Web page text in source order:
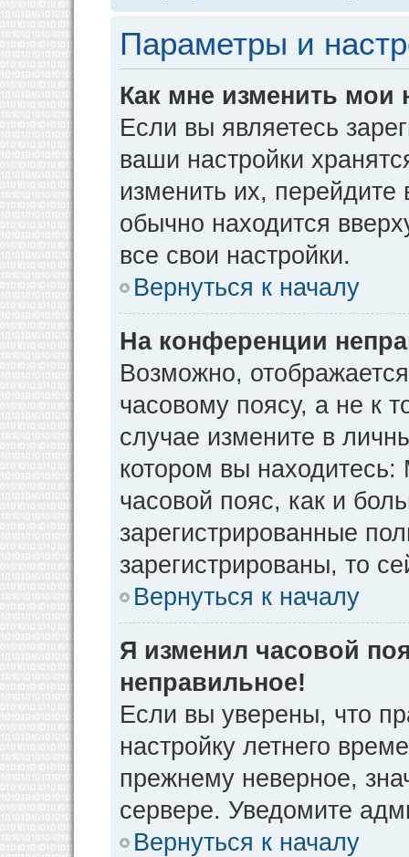
Параметры и
Как мне изменить мои
Если вы являетесь
ваши настройки
изменить их, перейдите
обычно находится
все свои настройки.
Вернуться к началу
На конференции
Возможно,
часовому поясу, а не к
случае измените в
котором вы находитесь:
часовой пояс, как и
зарегистрированные
зарегистрированы, то
Вернуться к началу
Я изменил часовой
неправильное!
Если вы уверены, что
настройку летнего
прежнему неверное,
сервере. Уведомите
Вернуться к началу